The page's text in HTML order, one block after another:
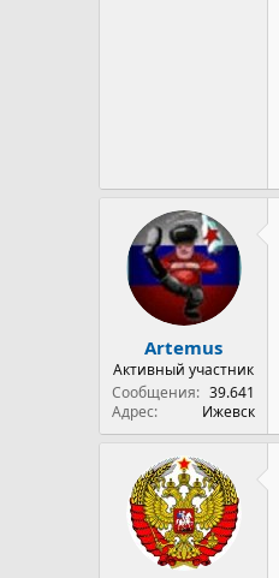
Artemus
Активный участник
Сообщения
39.641
Адрес
Ижевск